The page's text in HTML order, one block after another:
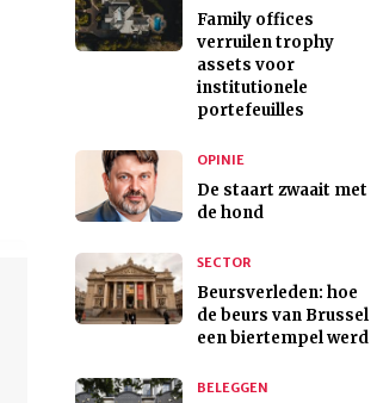
Family offices
verruilen trophy
assets voor
institutionele
portefeuilles
OPINIE
De staart zwaait met
de hond
SECTOR
Beursverleden: hoe
de beurs van Brussel
een biertempel werd
BELEGGEN